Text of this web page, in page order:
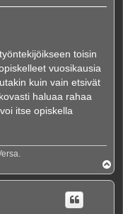
toisin
vuosikausia
kuin vain etsivät
haluaa rahaa
itse opiskella
l
ö